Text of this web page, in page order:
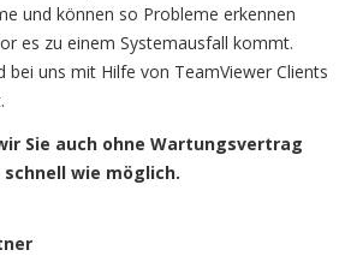
und können so Probleme erkennen
es zu einem Systemausfall kommt.
bei uns mit Hilfe von TeamViewer Clients
Sie auch ohne Wartungsvertrag
wie möglich.